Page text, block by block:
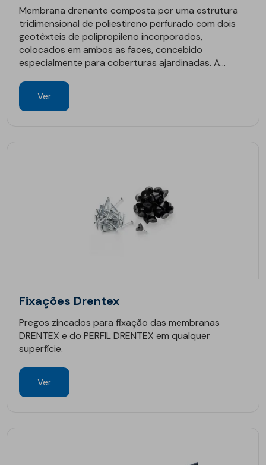
Membrana drenante composta por uma estrutura
tridimensional de poliestireno perfurado com dois
geotêxteis de polipropileno incorporados,
colocados em ambos as faces, concebido
especialmente para coberturas ajardinadas. A...
Ver
Fixações Drentex
Pregos zincados para fixação das membranas
DRENTEX e do PERFIL DRENTEX em qualquer
superfície.
Ver